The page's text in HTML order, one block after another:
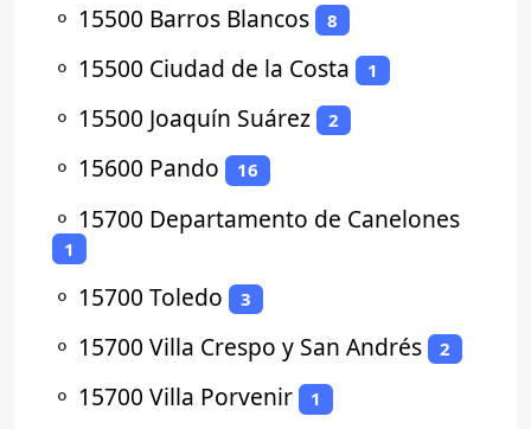
⚬ 15500 Barros Blancos 8
⚬ 15500 Ciudad de la Costa 1
⚬ 15500 Joaquín Suárez 2
⚬ 15600 Pando 16
⚬ 15700 Departamento de Canelones
1
⚬ 15700 Toledo 3
⚬ 15700 Villa Crespo y San Andrés 2
⚬ 15700 Villa Porvenir 1